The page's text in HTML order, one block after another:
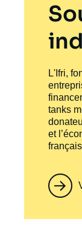
L'Ifri,
tanks
et